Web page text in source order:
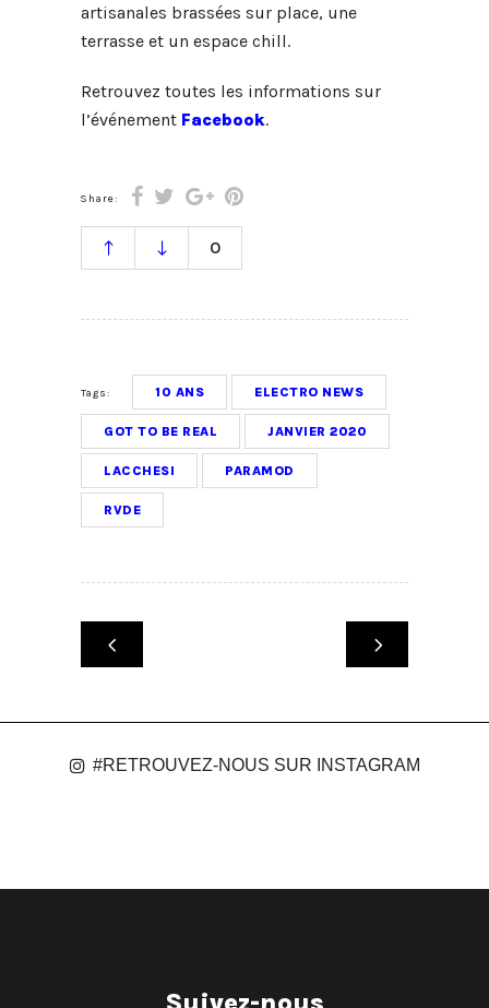
artisanales brassées sur place, une
terrasse et un espace chill.
Retrouvez toutes les informations sur
l’événement Facebook.
Share:
0
Tags: 10 ANS ELECTRO NEWS
GOT TO BE REAL JANVIER 2020
LACCHESI PARAMOD
RVDE
#RETROUVEZ-NOUS SUR INSTAGRAM